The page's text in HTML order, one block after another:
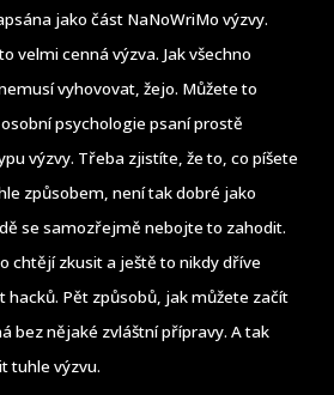
jako část NaNoWriMo výzvy.
velmi cenná výzva. Jak všechno
vyhovovat, žejo. Můžete to
psychologie psaní prostě
výzvy. Třeba zjistíte, že to, co píšete
způsobem, není tak dobré jako
se samozřejmě nebojte to zahodit.
chtějí zkusit a ještě to nikdy dříve
hacků. Pět způsobů, jak můžete začít
bez nějaké zvláštní přípravy. A tak
tuhle výzvu.